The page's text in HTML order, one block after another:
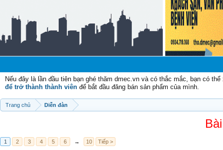
Nếu đây là lần đầu tiên bạn ghé thăm dmec.vn và có thắc mắc, bạn có
để trở thành thành viên để bắt đầu đăng bán sản phẩm của mình.
Trang chủ Diễn đàn
1 2 3 4 5 6 → 10 Tiếp >